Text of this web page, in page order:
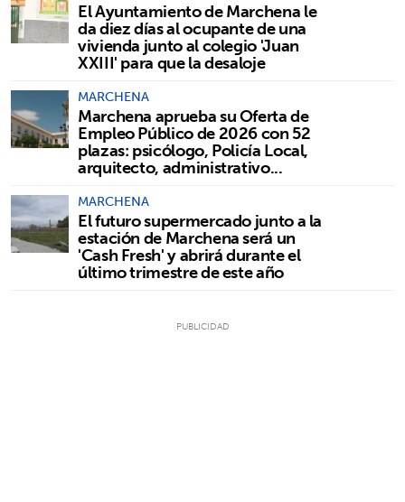
El Ayuntamiento de Marchena le
da diez días al ocupante de una
vivienda junto al colegio 'Juan
XXIII' para que la desaloje
MARCHENA
Marchena aprueba su Oferta de
Empleo Público de 2026 con 52
plazas: psicólogo, Policía Local,
arquitecto, administrativo...
MARCHENA
El futuro supermercado junto a la
estación de Marchena será un
'Cash Fresh' y abrirá durante el
último trimestre de este año